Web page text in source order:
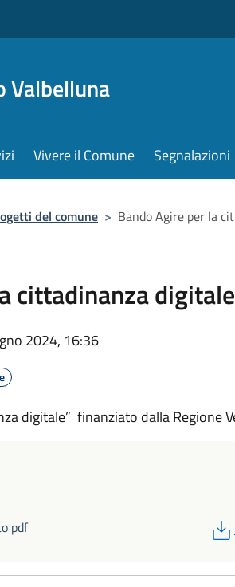
Valbelluna
Vivere il Comune Segnalazioni
del comune > Bando Agire per la
cittadinanza digitale
2024, 16:36
digitale” finanziato dalla Regione
pdf